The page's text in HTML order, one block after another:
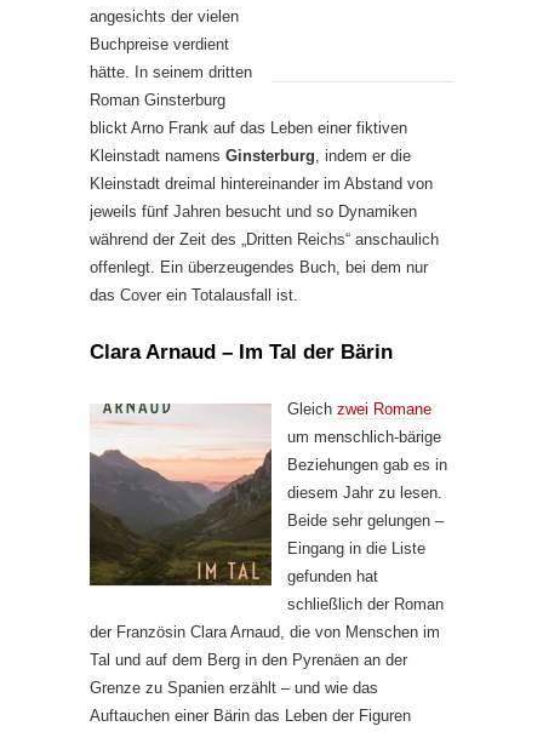
angesichts der vielen
Buchpreise verdient
hätte. In seinem dritten
Roman Ginsterburg
blickt Arno Frank auf das Leben einer fiktiven
Kleinstadt namens Ginsterburg, indem er die
Kleinstadt dreimal hintereinander im Abstand von
jeweils fünf Jahren besucht und so Dynamiken
während der Zeit des „Dritten Reichs“ anschaulich
offenlegt. Ein überzeugendes Buch, bei dem nur
das Cover ein Totalausfall ist.
Clara Arnaud – Im Tal der Bärin
Gleich zwei Romane
um menschlich-bärige
Beziehungen gab es in
diesem Jahr zu lesen.
Beide sehr gelungen –
Eingang in die Liste
gefunden hat
schließlich der Roman
der Französin Clara Arnaud, die von Menschen im
Tal und auf dem Berg in den Pyrenäen an der
Grenze zu Spanien erzählt – und wie das
Auftauchen einer Bärin das Leben der Figuren